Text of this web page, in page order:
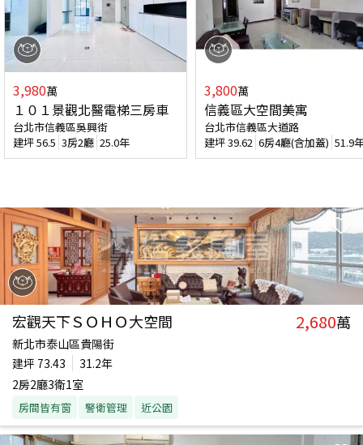
3,980萬
１０１景觀北醫電梯三房車
台北市信義區吳興街
建坪56.5 3房2廳 25.0年
3,800萬
信義區大空間美寓
台北市信義區大道路
建坪39.62 6房4廳(含加蓋) 51.9
宏觀天下ＳＯＨＯ大空間 2,680萬
新北市泰山區貴陽街
建坪 73.43
31.2年
2房2廳3衛1室
房間皆有窗 警衛管理 近公園